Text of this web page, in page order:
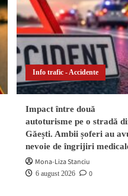
Info trafic - Accidente
Impact între două
autoturisme pe o stradă
Găești. Ambii șoferi au
nevoie de îngrijiri
Mona-Liza Stanciu
6 august 2026 0